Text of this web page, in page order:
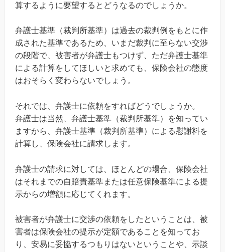
算するように要望するとどうなるのでしょうか。
弁護士基準（裁判所基準）は過去の裁判例をもとに作
成された基準であるため、いまだ裁判に至らない交渉
の段階で、被害者が弁護士もつけず、ただ弁護士基準
による計算をしてほしいと求めても、保険会社の態度
はおそらく変わらないでしょう。
それでは、弁護士に依頼をすればどうでしょうか。
弁護士は当然、弁護士基準（裁判所基準）を知ってい
ますから、弁護士基準（裁判所基準）による慰謝料を
計算し、保険会社に請求します。
弁護士の請求に対しては、ほとんどの場合、保険会社
はそれまでの自賠責基準または任意保険基準による提
示からの増額に応じてくれます。
被害者が弁護士に交渉の依頼をしたということは、被
害者は保険会社の提示が定額であることを知ってお
り、安易に妥協するつもりはないということや、示談